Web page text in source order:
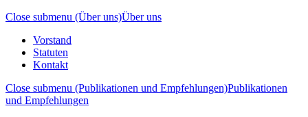
Close submenu (Über uns)Über uns
Vorstand
Statuten
Kontakt
Close submenu (Publikationen und Empfehlungen)Publikationen
und Empfehlungen